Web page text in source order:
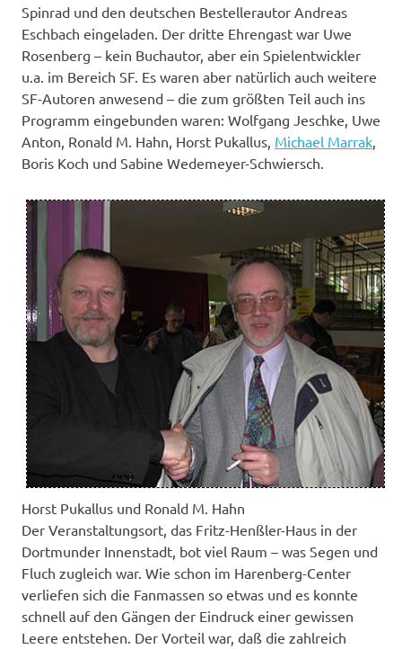
Spinrad und den deutschen Bestellerautor Andreas
Eschbach eingeladen. Der dritte Ehrengast war Uwe
Rosenberg – kein Buchautor, aber ein Spielentwickler
u.a. im Bereich SF. Es waren aber natürlich auch weitere
SF-Autoren anwesend – die zum größten Teil auch ins
Programm eingebunden waren: Wolfgang Jeschke, Uwe
Anton, Ronald M. Hahn, Horst Pukallus, Michael Marrak,
Boris Koch und Sabine Wedemeyer-Schwiersch.
Horst Pukallus und Ronald M. Hahn
Der Veranstaltungsort, das Fritz-Henßler-Haus in der
Dortmunder Innenstadt, bot viel Raum – was Segen und
Fluch zugleich war. Wie schon im Harenberg-Center
verliefen sich die Fanmassen so etwas und es konnte
schnell auf den Gängen der Eindruck einer gewissen
Leere entstehen. Der Vorteil war, daß die zahlreich